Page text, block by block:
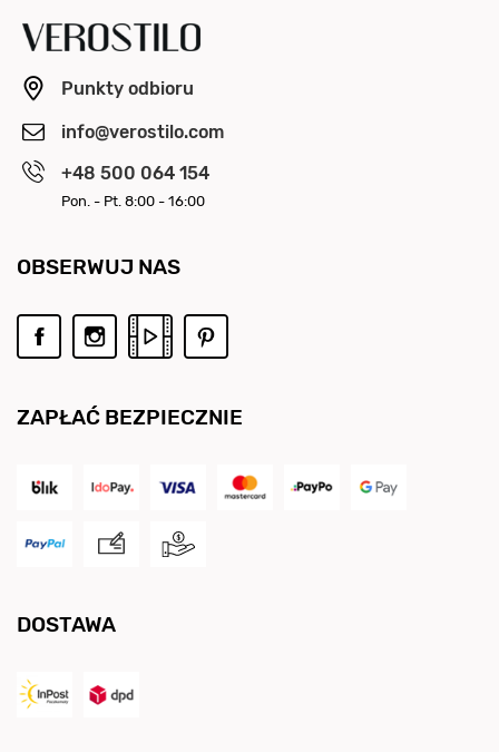
Punkty odbioru
info@verostilo.com
+48 500 064 154
Pon. - Pt. 8:00 - 16:00
ZAPŁAĆ BEZPIECZNIE
DOSTAWA
OBSERWUJ NAS